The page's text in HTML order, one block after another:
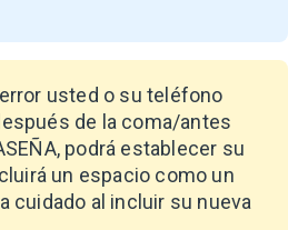
usted o su teléfono
de la coma/antes
podrá establecer su
un espacio como un
cuidado al incluir su nueva